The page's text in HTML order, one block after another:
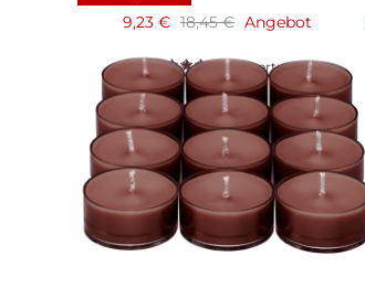
9,23 € 18,45 € Angebot
2 Bewertungen